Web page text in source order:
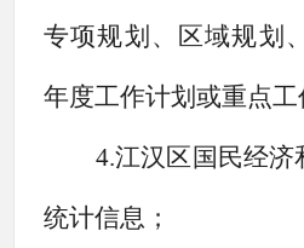
专项规划、区域规划
年度工作计划或重点工
4.江汉区国民经
统计信息；